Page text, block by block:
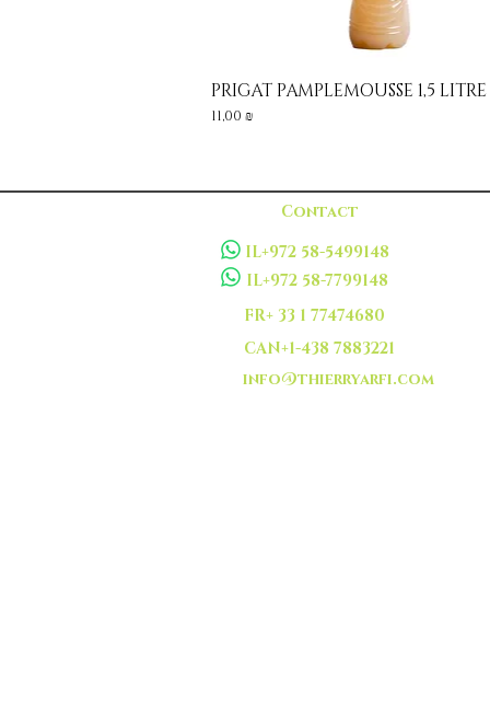
Aperçu rapide
PRIGAT PAMPLEMOUSSE 1,5 LITRE
Prix
11,00 ₪
Contact
IL+972 58-5499148
IL+972 58-7799148
FR+ 33 1 77474680
CAN+1-438 7883221
info@thierryarfi.com